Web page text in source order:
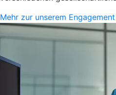
Mehr zur unserem Engagement